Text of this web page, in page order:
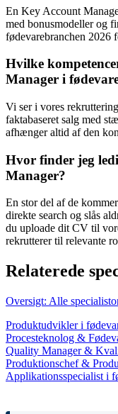
En Key Account
med bonusmodeller og
fødevarebranchen 2026
Hvilke
Manager i
Vi ser i vores
faktabaseret salg med
afhænger altid af den
Hvor finder jeg
Manager?
En stor del af de
direkte search og slås
du uploade dit CV til
rekrutterer til relevante
Relaterede
Oversigt: Alle
Produktudvikler i
Procesteknolog &
Quality Manager &
Produktionschef &
Applikationsspecialist i